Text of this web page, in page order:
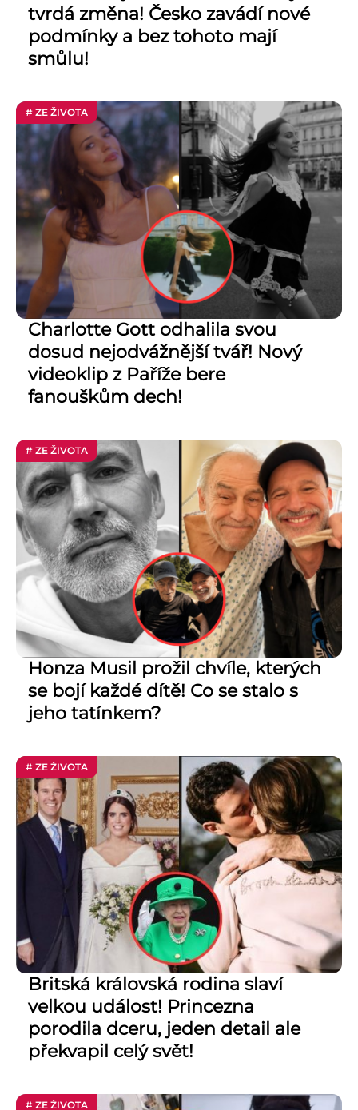
tvrdá změna! Česko zavádí nové
podmínky a bez tohoto mají
smůlu!
# ZE ŽIVOTA
Charlotte Gott odhalila svou
dosud nejodvážnější tvář! Nový
videoklip z Paříže bere
fanouškům dech!
# ZE ŽIVOTA
Honza Musil prožil chvíle, kterých
se bojí každé dítě! Co se stalo s
jeho tatínkem?
# ZE ŽIVOTA
Britská královská rodina slaví
velkou událost! Princezna
porodila dceru, jeden detail ale
překvapil celý svět!
# ZE ŽIVOTA